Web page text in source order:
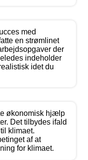
med
en strømlinet
der
indeholder
idet du
økonomisk hjælp
Det tilbydes ifald
klimaet.
af at
for klimaet.